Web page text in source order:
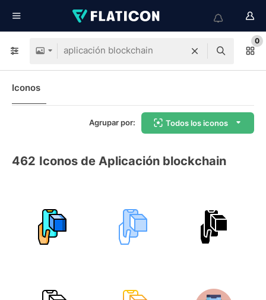
0
Iconos
Agrupar por: Todos los iconos
462 Iconos de Aplicación blockchain